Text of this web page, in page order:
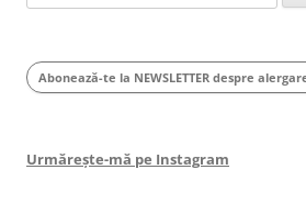
for:
Abonează-te la NEWSLETTER despre
Urmărește-mă pe Instagram